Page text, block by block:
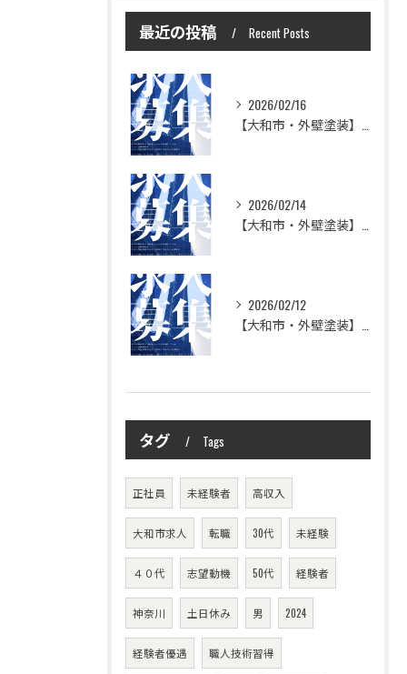
最近の投稿 Recent Posts
2026/02/16
2026/02/14
2026/02/12
タグ Tags
正社員 未経験者 高収入
大和市求人 転職 30代 未経験
４０代 志望動機 50代 経験者
神奈川 土日休み 男 2024
経験者優遇 職人技術習得